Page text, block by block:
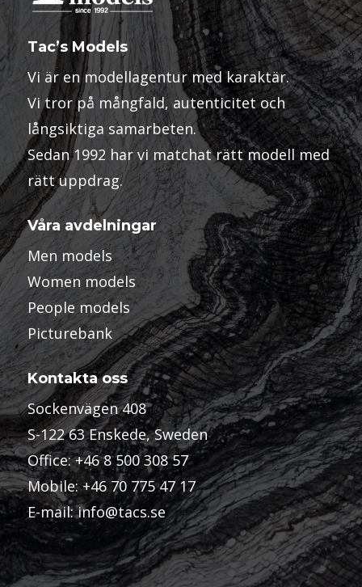
Tac’s Models
Vi är en modellagentur med karaktär.
Vi tror på mångfald, autenticitet och
långsiktiga samarbeten.
Sedan 1992 har vi matchat rätt modell med
rätt uppdrag.
Våra avdelningar
Men models
Women models
People models
Picturebank
Kontakta oss
Sockenvägen 408
S-122 63 Enskede, Sweden
Office:+46 8 500 308 57
Mobile:+46 70 775 47 17
E-mail:info@tacs.se